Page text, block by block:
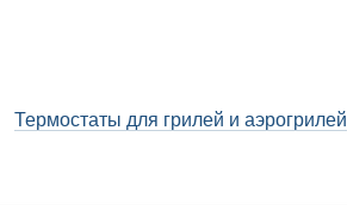
Термостаты для грилей и аэрогрилей